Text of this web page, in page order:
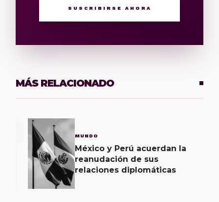
SUSCRIBIRSE AHORA
MÁS RELACIONADO
MUNDO
México y Perú acuerdan la
reanudación de sus
relaciones diplomáticas